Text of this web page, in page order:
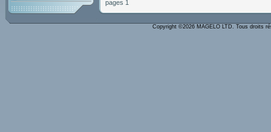
pages 1
Copyright ©2026 MAGELO LTD. Tous droits